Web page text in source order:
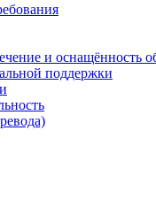
и оснащённость
поддержки